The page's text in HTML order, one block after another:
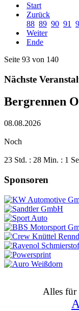
Start
Zurück
88 89 90 91
Weiter
Ende
Seite 93 von 140
Nächste
Bergrennen
08.08.2026
Noch
23 Std. : 28 Min. : 0
Sponsoren
Alles für